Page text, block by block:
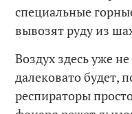
специальные
вывозят руду из
Воздух здесь уже
далековато будет,
респираторы